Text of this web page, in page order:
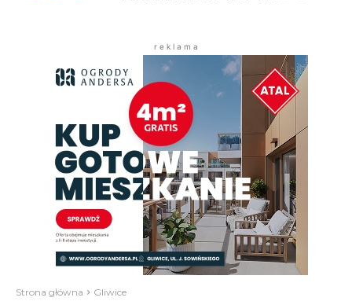
r e k l a m a
Strona główna Gliwice